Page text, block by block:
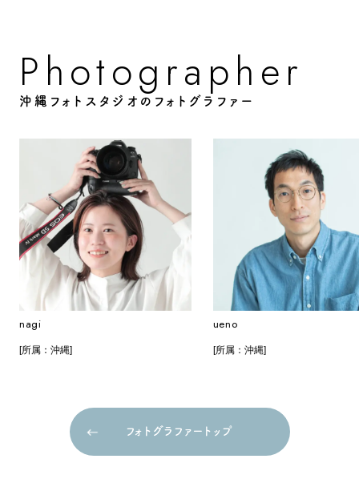
Photog ra pher
沖縄フォトスタジオのフォトグラファー
nagi
[所属：沖縄]
ueno
[所属：沖縄]
フォトグラファートップ